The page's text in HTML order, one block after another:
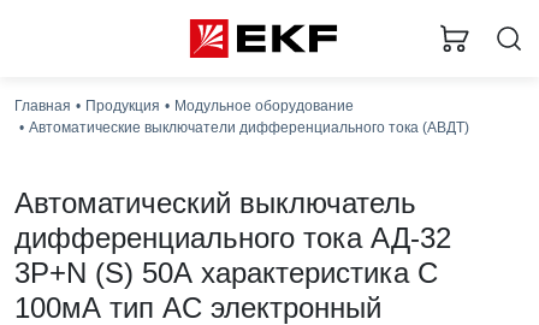
Главная Продукция
Модульное оборудование
Автоматические выключатели дифференциального тока (АВДТ)
Автоматический выключатель
дифференциального тока АД-32
3P+N (S) 50А характеристика C
100мА тип AC электронный